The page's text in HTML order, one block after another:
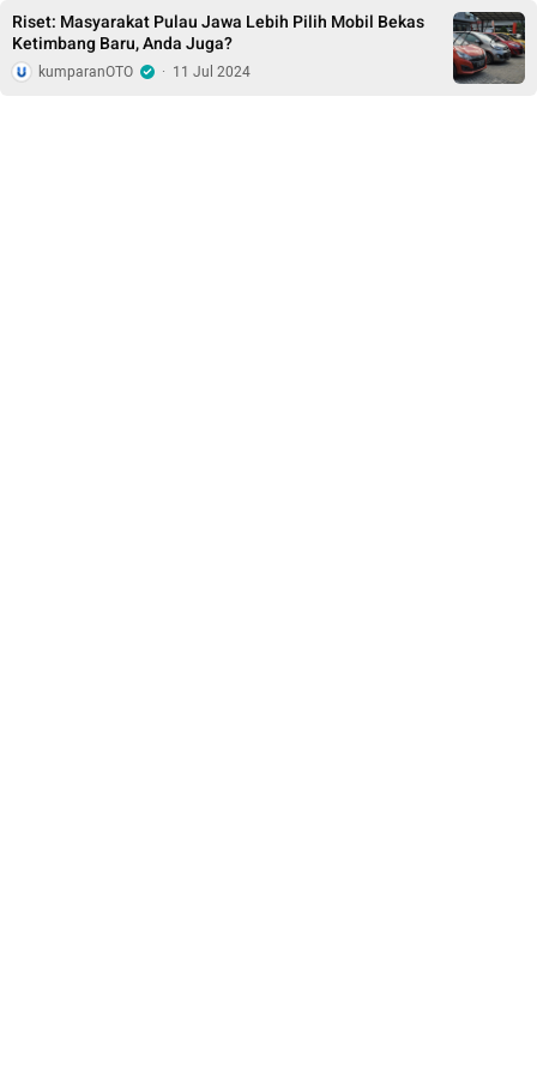
Riset: Masyarakat Pulau Jawa Lebih Pilih Mobil Bekas
Ketimbang Baru, Anda Juga?
kumparanOTO · 11 Jul 2024